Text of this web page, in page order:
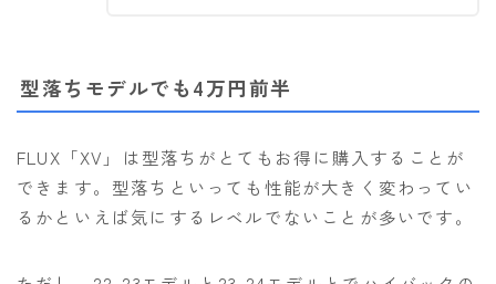
型落ちモデルでも4万円前半
FLUX「XV」は型落ちがとてもお得に購入することが
できます。型落ちといっても性能が大きく変わってい
るかといえば気にするレベルでないことが多いです。